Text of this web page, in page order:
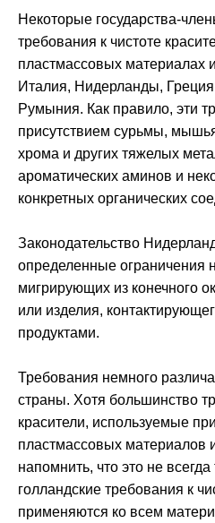
Некоторые государства-
требования к чистоте
пластмассовых материалах
Италия, Нидерланды,
Румыния. Как правило, эти
присутствием сурьмы,
хрома и других тяжелых
ароматических аминов и
конкретных органических
Законодательство
определенные ограничения
мигрирующих из конечного
или изделия,
продуктами.
Требования немного
страны. Хотя большинство
красители, используемые
пластмассовых материалов
напомнить, что это не
голландские требования к
применяются ко всем